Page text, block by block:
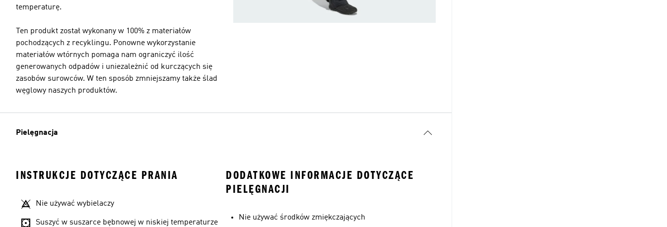
temperaturę.
Ten produkt został wykonany w 100% z materiałów
pochodzących z recyklingu. Ponowne wykorzystanie
materiałów wtórnych pomaga nam ograniczyć ilość
generowanych odpadów i uniezależnić od kurczących się
zasobów surowców. W ten sposób zmniejszamy także ślad
węglowy naszych produktów.
Pielęgnacja
INSTRUKCJE DOTYCZĄCE PRANIA
Nie używać wybielaczy
Suszyć w suszarce bębnowej w niskiej temperaturze
DODATKOWE INFORMACJE DOTYCZĄCE
PIELĘGNACJI
Nie używać środków zmiękczających